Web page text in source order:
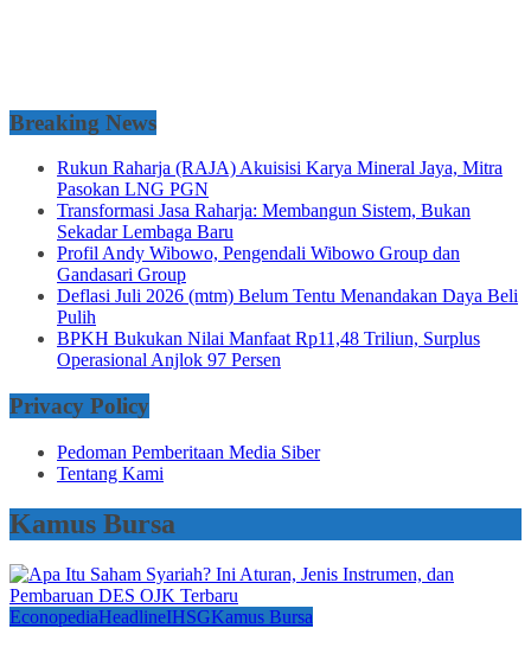
Breaking News
Rukun Raharja (RAJA) Akuisisi Karya Mineral Jaya, Mitra
Pasokan LNG PGN
Transformasi Jasa Raharja: Membangun Sistem, Bukan
Sekadar Lembaga Baru
Profil Andy Wibowo, Pengendali Wibowo Group dan
Gandasari Group
Deflasi Juli 2026 (mtm) Belum Tentu Menandakan Daya Beli
Pulih
BPKH Bukukan Nilai Manfaat Rp11,48 Triliun, Surplus
Operasional Anjlok 97 Persen
Privacy Policy
Pedoman Pemberitaan Media Siber
Tentang Kami
Kamus Bursa
EconopediaHeadlineIHSGKamus Bursa